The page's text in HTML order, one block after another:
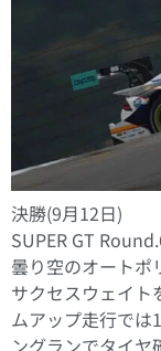
決勝(9月12日)
SUPER GT
曇り空のオートポ
サクセスウェイト
ムアップ走行では
ングランでタイ